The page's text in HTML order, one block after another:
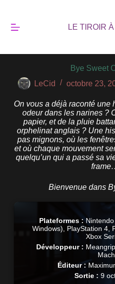
LE TIROIR
Bye Sweet
LeCid
octobre 23,
On vous a déjà raconté une
odeur dans les narines ?
papier, et de la pluie
orphelinat anglais ? Une
pas mignons, où les
et où chaque mouvement
quelqu’un qui a passé sa
Bienvenue dans
Plateformes :Nintendo
Windows), PlayStation 4,
Xbox
Développeur :
Éditeur :
Sortie : 9